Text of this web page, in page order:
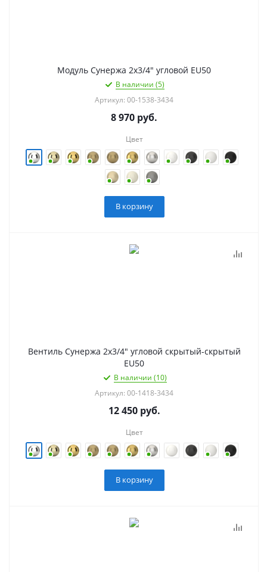
Модуль Сунержа 2х3/4" угловой EU50
В наличии (5)
Артикул: 00-1538-3434
8 970 руб.
Цвет
В корзину
Вентиль Сунержа 2х3/4" угловой скрытый-скрытый
EU50
В наличии (10)
Артикул: 00-1418-3434
12 450руб.
Цвет
В корзину